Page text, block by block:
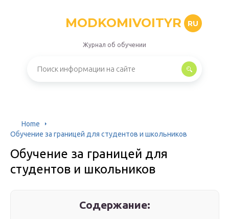
MODKOMIVOITYR RU
Журнал об обучении
Home
Обучение за границей для студентов и школьников
Обучение за границей для
студентов и школьников
Содержание: